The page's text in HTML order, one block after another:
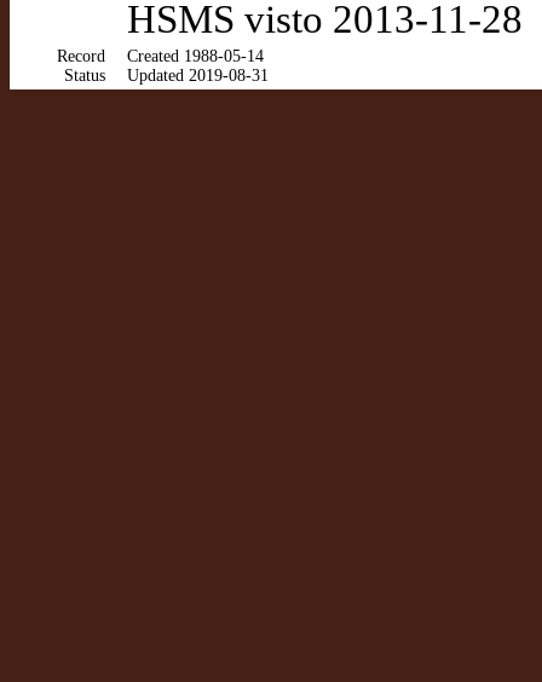
HSMS visto 2013-11-28
Record
Status
Created 1988-05-14
Updated 2019-08-31